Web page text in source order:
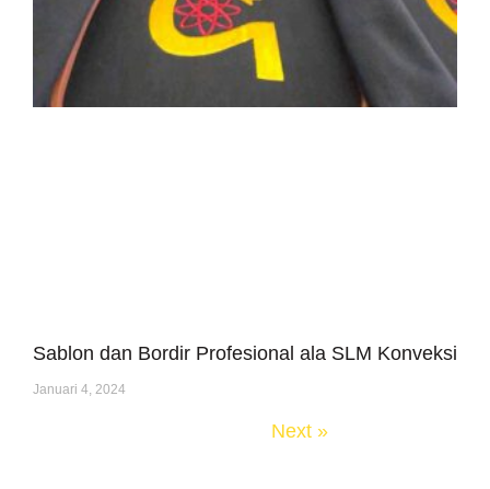
Sablon dan Bordir Profesional ala SLM Konveksi
Januari 4, 2024
Next »